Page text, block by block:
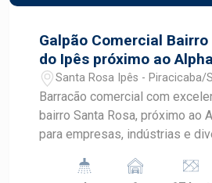
Galpão Comercial Bairro
do Ipês próximo ao
Santa Rosa Ipês - Piracicaba/
Barracão comercial com
bairro Santa Rosa, próximo ao
para empresas, indústrias e
oferecendo praticidade e